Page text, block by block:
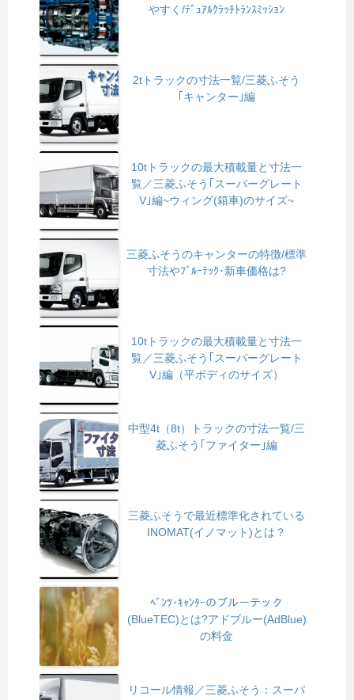
やすく/ﾃﾞｭｱﾙｸﾗｯﾁﾄﾗﾝｽﾐｯｼｮﾝ
2tトラックの寸法一覧/三菱ふそう
｢キャンター｣編
10tトラックの最大積載量と寸法一
覧／三菱ふそう｢スーパーグレート
V｣編~ウィング(箱車)のサイズ~
三菱ふそうのキャンターの特徴/標準
寸法やﾌﾞﾙｰﾃｯｸ･新車価格は?
10tトラックの最大積載量と寸法一
覧／三菱ふそう｢スーパーグレート
V｣編（平ボディのサイズ）
中型4t（8t）トラックの寸法一覧/三
菱ふそう｢ファイター｣編
三菱ふそうで最近標準化されている
INOMAT(イノマット)とは？
ﾍﾞﾝﾂ･ｷｬﾝﾀｰのブルーテック
(BlueTEC)とは?アドブルー(AdBlue)
の料金
リコール情報／三菱ふそう：スーパ